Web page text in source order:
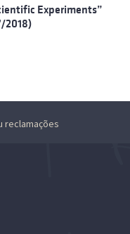
Experiments”
2018)
reclamações